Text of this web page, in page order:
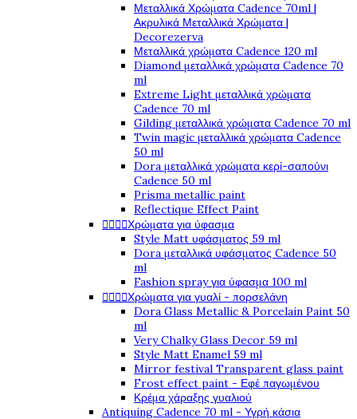
Μεταλλικά Χρώματα Cadence 70ml |
Ακρυλικά Μεταλλικά Χρώματα |
Decorezerva
Μεταλλικά χρώματα Cadence 120 ml
Diamond μεταλλικά χρώματα Cadence 70
ml
Extreme Light μεταλλικά χρώματα
Cadence 70 ml
Gilding μεταλλικά χρώματα Cadence 70 ml
Twin magic μεταλλικά χρώματα Cadence
50 ml
Dora μεταλλικά χρώματα κερί-σαπούνι
Cadence 50 ml
Prisma metallic paint
Reflectique Effect Paint
Χρώματα για ύφασμα
Style Matt υφάσματος 59 ml
Dora μεταλλικά υφάσματος Cadence 50
ml
Fashion spray για ύφασμα 100 ml
Χρώματα για γυαλί - πορσελάνη
Dora Glass Metallic & Porcelain Paint 50
ml
Very Chalky Glass Decor 59 ml
Style Matt Enamel 59 ml
Mirror festival Transparent glass paint
Frost effect paint - Εφέ παγωμένου
Κρέμα χάραξης γυαλιού
Antiquing Cadence 70 ml - Υγρή κάσια